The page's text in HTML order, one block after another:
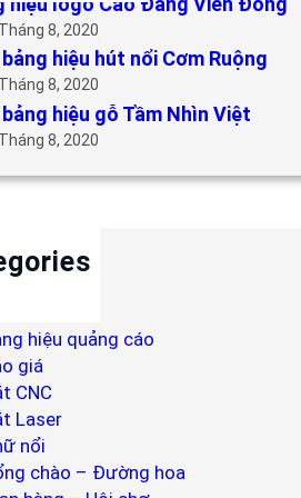
8, 2020
hiệu hút nổi Cơm Ruộng
8, 2020
hiệu gỗ Tầm Nhìn Việt
8, 2020
hiệu quảng cáo
giá
CNC
Laser
nổi
chào – Đường hoa